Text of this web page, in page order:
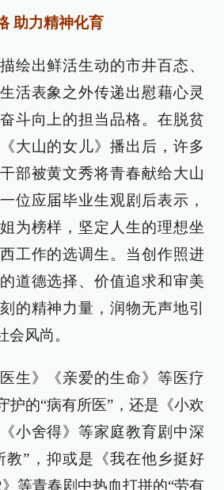
助力精神化育
绘出鲜活生动的市井百态、
活表象之外传递出慰藉心灵
斗向上的担当品格。在脱贫
大山的女儿》播出后，许多
部被黄文秀将青春献给大山
位应届毕业生观剧后表示，
为榜样，坚定人生的理想坐
工作的选调生。当创作照进
道德选择、价值追求和审美
的精神力量，润物无声地引
风尚。
生》《亲爱的生命》等医疗
护的“病有所医”，还是《小欢
小舍得》等家庭教育剧中深
教”，抑或是《我在他乡挺好
等青春剧中热血打拼的“劳有